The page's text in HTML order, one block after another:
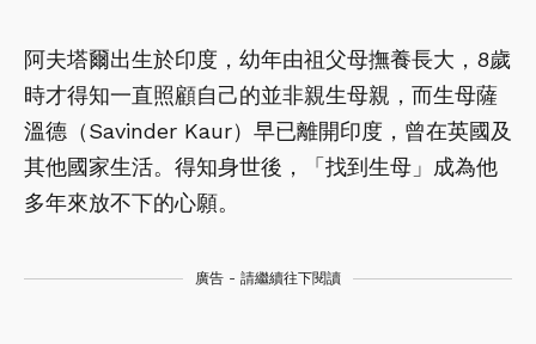
阿夫塔爾出生於印度，幼年由祖父母撫養長大，8歲
時才得知一直照顧自己的並非親生母親，而生母薩
溫德（Savinder Kaur）早已離開印度，曾在英國及
其他國家生活。得知身世後，「找到生母」成為他
多年來放不下的心願。
廣告 - 請繼續往下閱讀